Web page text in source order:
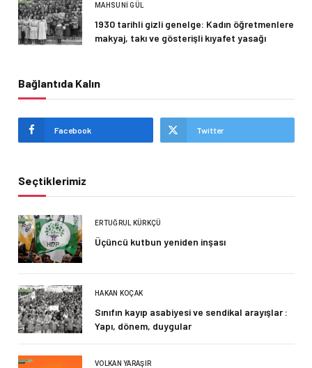
MAHSUNI GÜL
1930 tarihli gizli genelge: Kadın öğretmenlere
makyaj, takı ve gösterişli kıyafet yasağı
Bağlantıda Kalın
Facebook Twitter
Seçtiklerimiz
ERTUĞRUL KÜRKÇÜ
Üçüncü kutbun yeniden inşası
HAKAN KOÇAK
Sınıfın kayıp asabiyesi ve sendikal arayışlar :
Yapı, dönem, duygular
VOLKAN YARAŞIR